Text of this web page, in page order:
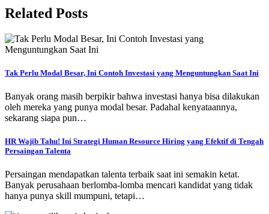
Related Posts
Tak Perlu Modal Besar, Ini Contoh Investasi yang Menguntungkan Saat Ini
Banyak orang masih berpikir bahwa investasi hanya bisa dilakukan
oleh mereka yang punya modal besar. Padahal kenyataannya,
sekarang siapa pun…
HR Wajib Tahu! Ini Strategi Human Resource Hiring yang Efektif di Tengah
Persaingan Talenta
Persaingan mendapatkan talenta terbaik saat ini semakin ketat.
Banyak perusahaan berlomba-lomba mencari kandidat yang tidak
hanya punya skill mumpuni, tetapi…